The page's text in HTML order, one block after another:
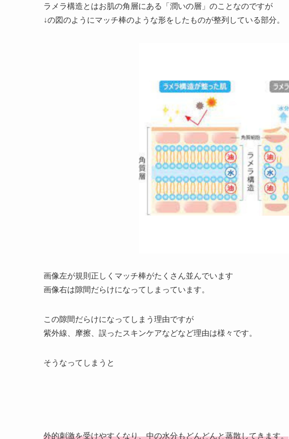
ラメラ構造とはお肌の角層にある「潤いの層」のことなのですが
↓の図のようにマッチ棒のような形をしたものが整列している部分。
画像左が規則正しくマッチ棒がたくさん並んでいます
画像右は隙間だらけになってしまっています。
この隙間だらけになってしまう理由ですが
紫外線、摩擦、誤ったスキンケアなどなど理由は様々です。
そうなってしまうと
外的刺激を受けやすくなり、中の水分もどんどんと蒸散してきます。